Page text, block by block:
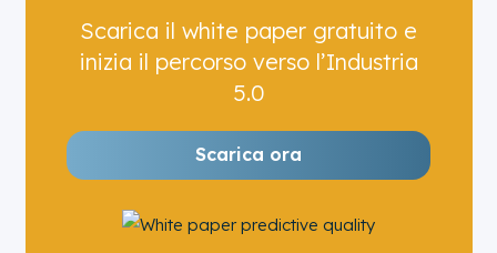
Scarica il white paper gratuito e
inizia il percorso verso l’Industria
5.0
Scarica ora